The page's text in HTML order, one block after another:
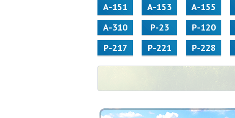
А-151
А-153 А-155
А-310
Р-23 Р-120
Р-217
Р-221 Р-228